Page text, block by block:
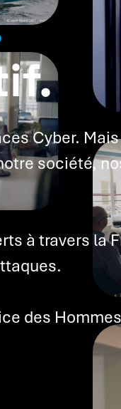
Cyber.
société,
à travers la
des